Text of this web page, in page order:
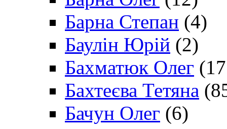
Барна Степан (4)
Баулін Юрій (2)
Бахматюк Олег
Бахтеєва Тетяна
Бачун Олег (6)